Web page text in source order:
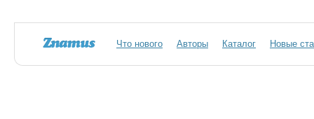
Что нового Авторы Каталог Новые